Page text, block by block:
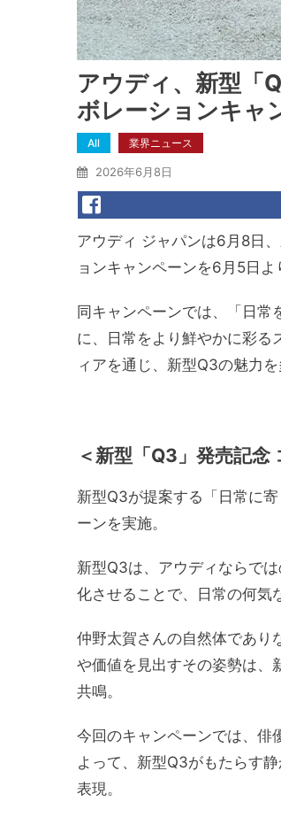
アウディ、新型「
ボレーションキャ
All 業界ニュース
2026年6月8日
アウディ ジャパンは6月8日
ョンキャンペーンを6月5日よ
同キャンペーンでは、「日常
に、日常をより鮮やかに彩る
ィアを通じ、新型Q3の魅力を
＜新型「Q3」発売記念
新型Q3が提案する「日常に
ーンを実施。
新型Q3は、アウディならで
化させることで、日常の何気
仲野太賀さんの自然体であり
や価値を見出すその姿勢は、
共鳴。
今回のキャンペーンでは、俳
よって、新型Q3がもたらす
表現。